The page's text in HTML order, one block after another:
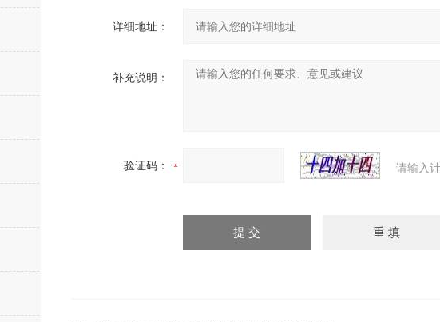
详细地址：
补充说明：
验证码： 请输入